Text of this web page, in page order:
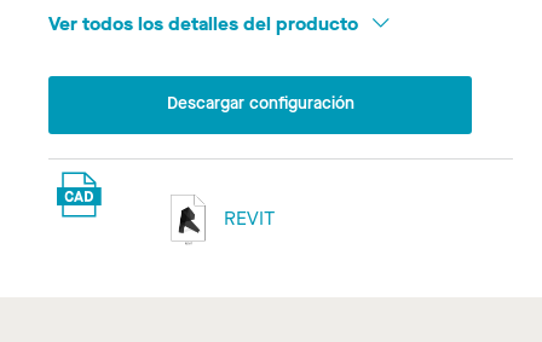
Ver todos los detalles del producto
Descargar configuración
REVIT